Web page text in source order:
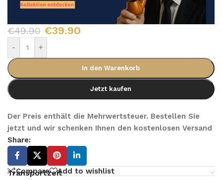
€49.90 €39.90
- +
In den Warenkorb
Jetzt kaufen
Der Preis enthält die Mehrwertsteuer. Bestellen Sie
jetzt und wir schenken Ihnen den kostenlosen Versand
Share:
Compare Add to wishlist
Transportzeit